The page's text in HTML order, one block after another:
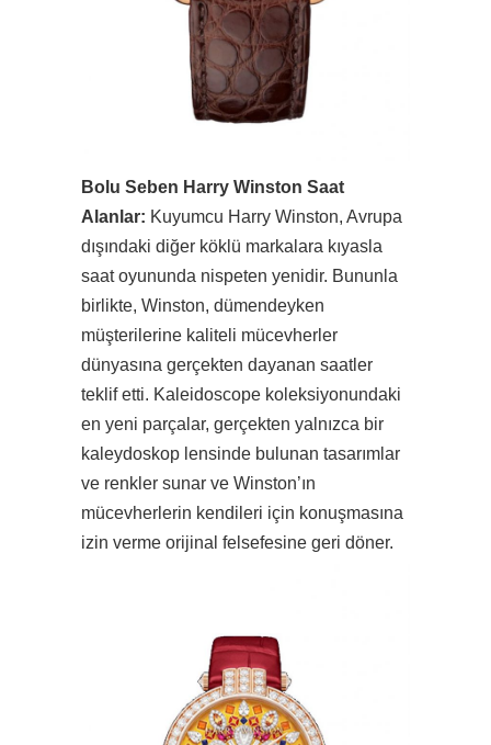
Bolu Seben Harry Winston Saat
Alanlar: Kuyumcu Harry Winston, Avrupa
dışındaki diğer köklü markalara kıyasla
saat oyununda nispeten yenidir. Bununla
birlikte, Winston, dümendeyken
müşterilerine kaliteli mücevherler
dünyasına gerçekten dayanan saatler
teklif etti. Kaleidoscope koleksiyonundaki
en yeni parçalar, gerçekten yalnızca bir
kaleydoskop lensinde bulunan tasarımlar
ve renkler sunar ve Winston’ın
mücevherlerin kendileri için konuşmasına
izin verme orijinal felsefesine geri döner.